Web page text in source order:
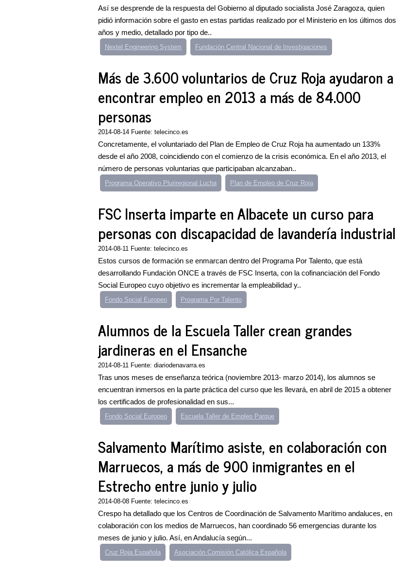
Así se desprende de la respuesta del Gobierno al diputado socialista José Zaragoza, quien
pidió información sobre el gasto en estas partidas realizado por el Ministerio en los últimos dos
años y medio, detallado por tipo de..
Nextel Engineering System Fundación Central Nacional de Investigaciones
Más de 3.600 voluntarios de Cruz Roja ayudaron a
encontrar empleo en 2013 a más de 84.000
personas
2014-08-14 Fuente: telecinco.es
Concretamente, el voluntariado del Plan de Empleo de Cruz Roja ha aumentado un 133%
desde el año 2008, coincidiendo con el comienzo de la crisis económica. En el año 2013, el
número de personas voluntarias que participaban alcanzaban..
Programa Operativo Pluriregional Lucha Plan de Empleo de Cruz Roja
FSC Inserta imparte en Albacete un curso para
personas con discapacidad de lavandería industrial
2014-08-11 Fuente: telecinco.es
Estos cursos de formación se enmarcan dentro del Programa Por Talento, que está
desarrollando Fundación ONCE a través de FSC Inserta, con la cofinanciación del Fondo
Social Europeo cuyo objetivo es incrementar la empleabilidad y..
Fondo Social Europeo Programa Por Talento
Alumnos de la Escuela Taller crean grandes
jardineras en el Ensanche
2014-08-11 Fuente: diariodenavarra.es
Tras unos meses de enseñanza teórica (noviembre 2013- marzo 2014), los alumnos se
encuentran inmersos en la parte práctica del curso que les llevará, en abril de 2015 a obtener
los certificados de profesionalidad en sus...
Fondo Social Europeo Escuela Taller de Empleo Parque
Salvamento Marítimo asiste, en colaboración con
Marruecos, a más de 900 inmigrantes en el
Estrecho entre junio y julio
2014-08-08 Fuente: telecinco.es
Crespo ha detallado que los Centros de Coordinación de Salvamento Marítimo andaluces, en
colaboración con los medios de Marruecos, han coordinado 56 emergencias durante los
meses de junio y julio. Así, en Andalucía según...
Cruz Roja Española Asociación Comisión Católica Española